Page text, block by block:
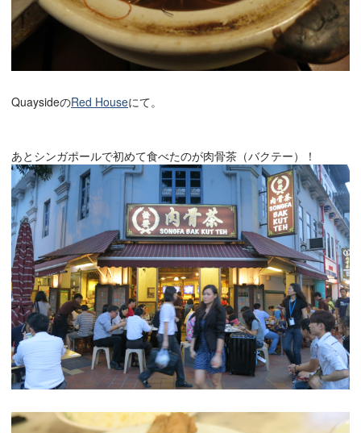
QuaysideのRed Houseにて。
あとシンガポールで初めて食べたのが肉骨茶（バクテー）！